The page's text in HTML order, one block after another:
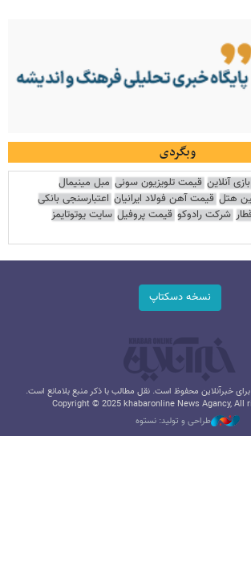
وبگردی
بازی آنلاین قیمت تلویزیون سونی مبل مینیمال
هتل قیمت آهن فولاد ایرانیان اعتبارسنجی بانکی
شرکت رادوکو قیمت پروفیل سایت یوتوتایمز
نسخه دسکتاپ
خبرآنلاین محفوظ است. نقل مطالب با ذکر منبع بلامانع است.
Copyright © 2025 khabaronline News Agancy, All
طراحی و تولید: نستوه